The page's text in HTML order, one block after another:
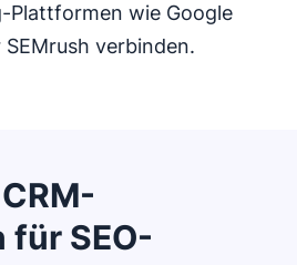
Plattformen wie Google
verbinden.
für SEO-